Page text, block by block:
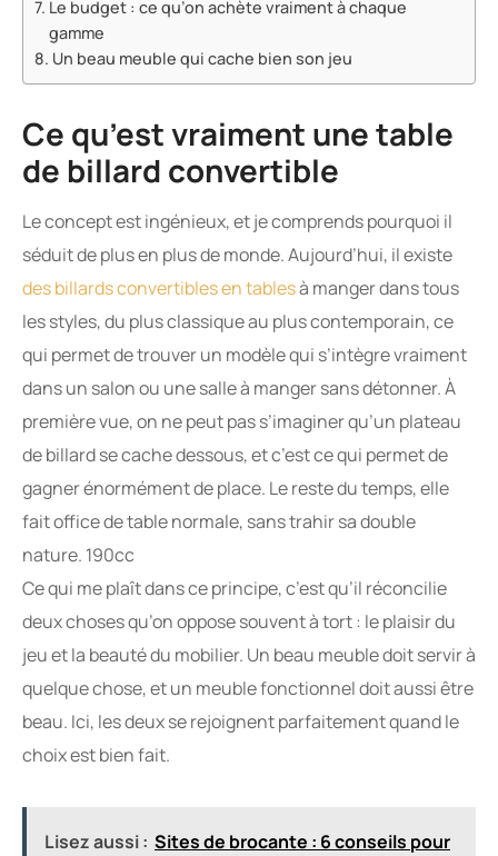
Le budget : ce qu’on achète vraiment à chaque
gamme
Un beau meuble qui cache bien son jeu
Ce qu’est vraiment une table
de billard convertible
Le concept est ingénieux, et je comprends pourquoi il
séduit de plus en plus de monde. Aujourd’hui, il existe
des billards convertibles en tablesà manger dans tous
les styles, du plus classique au plus contemporain, ce
qui permet de trouver un modèle qui s’intègre vraiment
dans un salon ou une salle à manger sans détonner. À
première vue, on ne peut pas s’imaginer qu’un plateau
de billard se cache dessous, et c’est ce qui permet de
gagner énormément de place. Le reste du temps, elle
fait office de table normale, sans trahir sa double
nature. 190cc
Ce qui me plaît dans ce principe, c’est qu’il réconcilie
deux choses qu’on oppose souvent à tort : le plaisir du
jeu et la beauté du mobilier. Un beau meuble doit servir à
quelque chose, et un meuble fonctionnel doit aussi être
beau. Ici, les deux se rejoignent parfaitement quand le
choix est bien fait.
Lisez aussi : Sites de brocante : 6 conseils pour